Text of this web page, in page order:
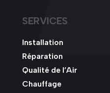
SERVICES
Installation
Réparation
Qualité de l’Air
Chauffage